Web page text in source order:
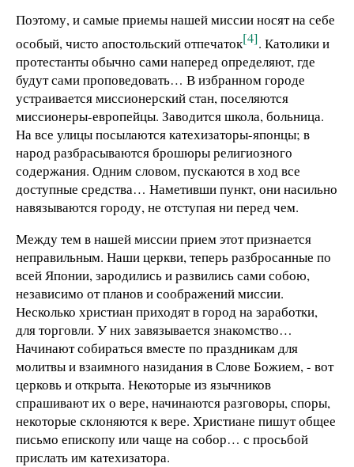
Поэтому, и самые приемы нашей миссии носят на себе
особый, чисто апостольский отпечаток[4]. Католики и
протестанты обычно сами наперед определяют, где
будут сами проповедовать… В избранном городе
устраивается миссионерский стан, поселяются
миссионеры-европейцы. Заводится школа, больница.
На все улицы посылаются катехизаторы-японцы; в
народ разбрасываются брошюры религиозного
содержания. Одним словом, пускаются в ход все
доступные средства… Наметивши пункт, они насильно
навязываются городу, не отступая ни перед чем.
Между тем в нашей миссии прием этот признается
неправильным. Наши церкви, теперь разбросанные по
всей Японии, зародились и развились сами собою,
независимо от планов и соображений миссии.
Несколько христиан приходят в город на заработки,
для торговли. У них завязывается знакомство…
Начинают собираться вместе по праздникам для
молитвы и взаимного назидания в Слове Божием, - вот
церковь и открыта. Некоторые из язычников
спрашивают их о вере, начинаются разговоры, споры,
некоторые склоняются к вере. Христиане пишут общее
письмо епископу или чаще на собор… с просьбой
прислать им катехизатора.